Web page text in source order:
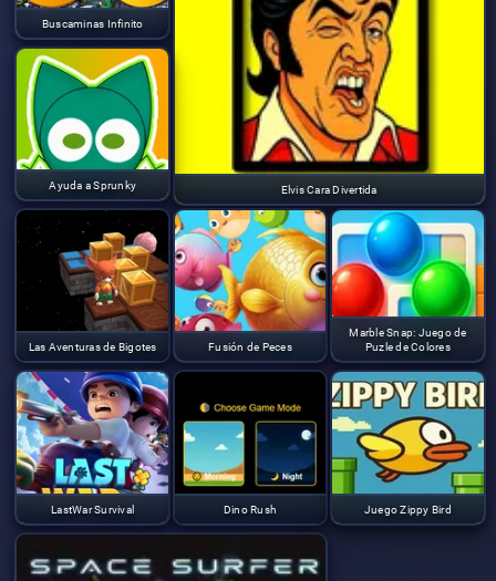
Buscaminas Infinito
Elvis Cara Divertida
Ayuda a Sprunky
Las Aventuras de Bigotes Fusión de Peces
Marble Snap: Juego de
Puzle de Colores
LastWar Survival Dino Rush Juego Zippy Bird